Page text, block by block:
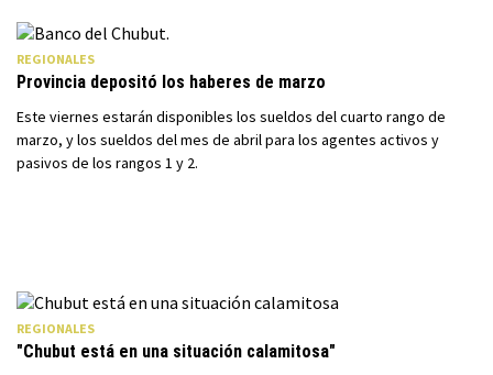
REGIONALES
Provincia depositó los haberes de marzo
Este viernes estarán disponibles los sueldos del cuarto rango de
marzo, y los sueldos del mes de abril para los agentes activos y
pasivos de los rangos 1 y 2.
REGIONALES
"Chubut está en una situación calamitosa"